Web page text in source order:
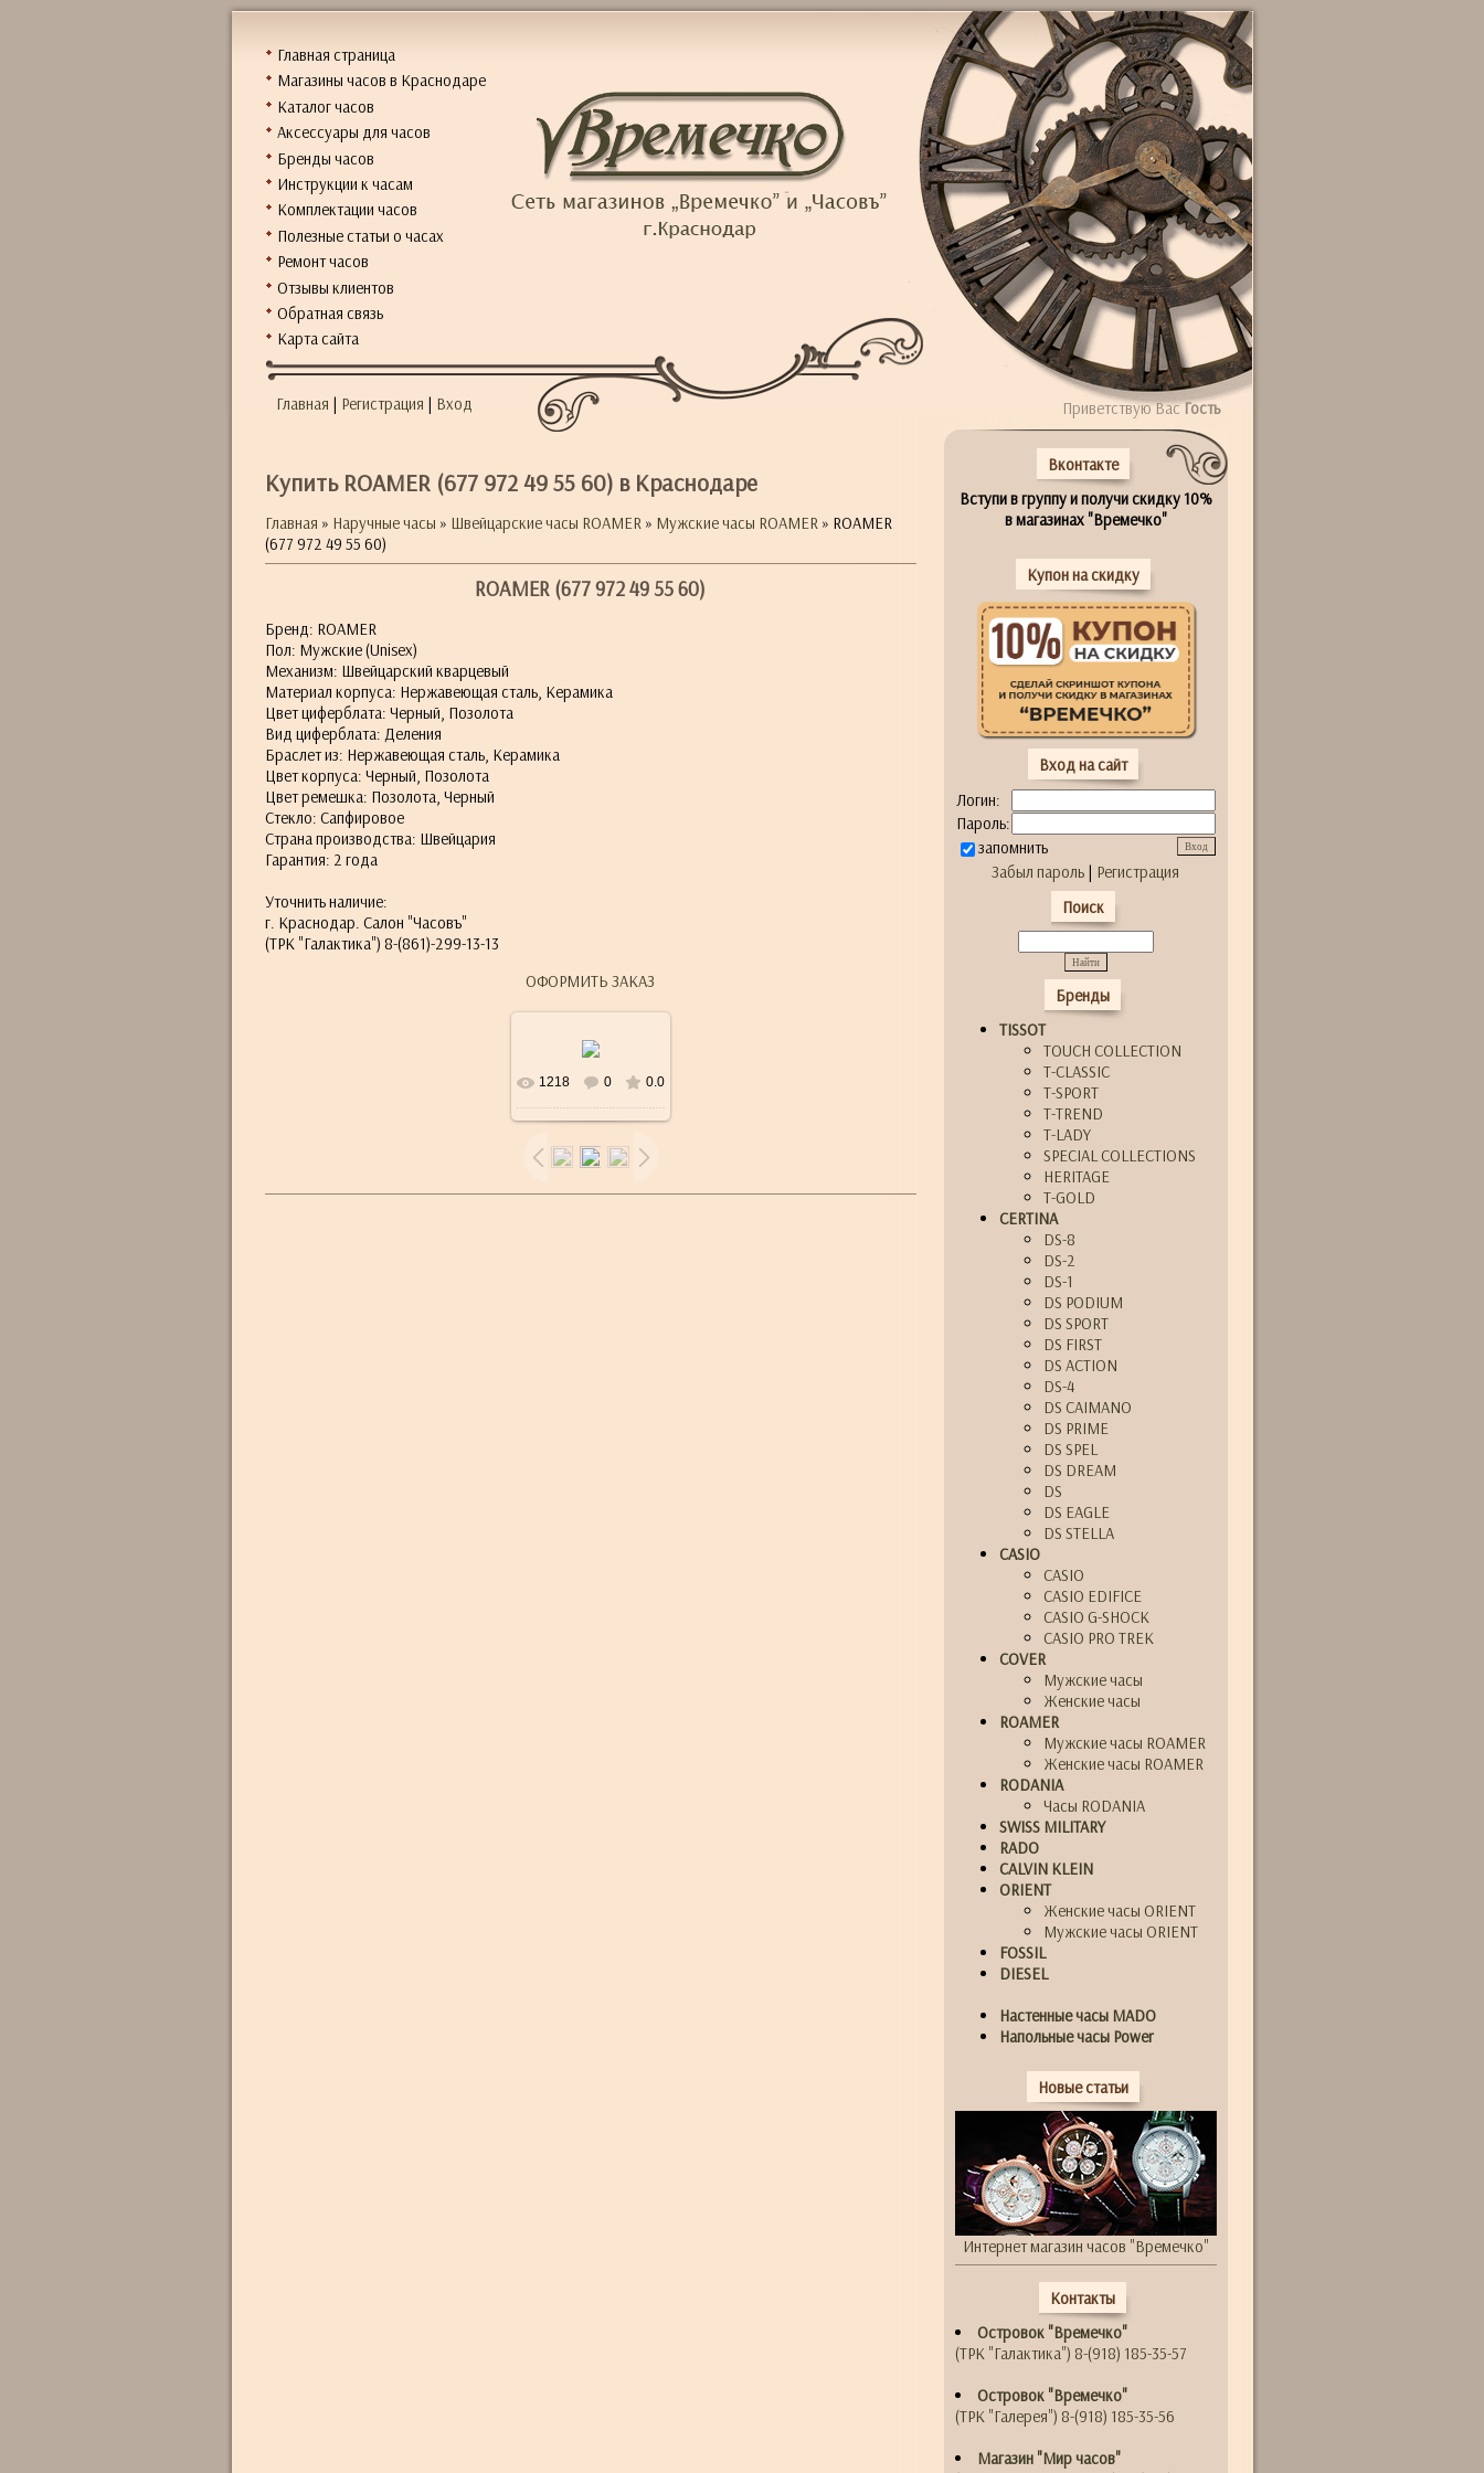
Главная страница
Магазины часов в Краснодаре
Каталог часов
Аксессуары для часов
Бренды часов
Инструкции к часам
Комплектации часов
Полезные статьи о часах
Ремонт часов
Отзывы клиентов
Обратная связь
Карта сайта
Главная | Регистрация | Вход
Купить ROAMER (677 972 49 55 60) в Краснодаре
Главная » Наручные часы » Швейцарские часы ROAMER» Мужские часы ROAMER» ROAMER
(677 972 49 55 60)
ROAMER (677 972 49 55 60)
Бренд: ROAMER
Пол: Мужские (Unisex)
Механизм: Швейцарский кварцевый
Материал корпуса: Нержавеющая сталь, Керамика
Цвет циферблата: Черный, Позолота
Вид циферблата: Деления
Браслет из: Нержавеющая сталь, Керамика
Цвет корпуса: Черный, Позолота
Цвет ремешка: Позолота, Черный
Стекло: Сапфировое
Страна производства: Швейцария
Гарантия: 2 года
Уточнить наличие:
г. Краснодар. Салон "Часовъ"
(ТРК "Галактика") 8-(861)-299-13-13
ОФОРМИТЬ ЗАКАЗ
1218 0 0.0
Приветствую ВасГость
Вконтакте
Вступи в группу и получи скидку 10%
в магазинах "Времечко"
Купон на скидку
Вход на сайт
Логин:
Пароль:
запомнить
Забыл пароль | Регистрация
Поиск
Бренды
TISSOT
TOUCH COLLECTION
T-CLASSIC
T-SPORT
T-TREND
T-LADY
SPECIAL COLLECTIONS
HERITAGE
T-GOLD
CERTINA
DS-8
DS-2
DS-1
DS PODIUM
DS SPORT
DS FIRST
DS ACTION
DS-4
DS CAIMANO
DS PRIME
DS SPEL
DS DREAM
DS
DS EAGLE
DS STELLA
CASIO
CASIO
CASIO EDIFICE
CASIO G-SHOCK
CASIO PRO TREK
COVER
Мужские часы
Женские часы
ROAMER
Мужские часы ROAMER
Женские часы ROAMER
RODANIA
Часы RODANIA
SWISS MILITARY
RADO
CALVIN KLEIN
ORIENT
Женские часы ORIENT
Мужские часы ORIENT
FOSSIL
DIESEL
Настенные часы MADO
Напольные часы Power
Новые статьи
Интернет магазин часов "Времечко"
Контакты
Островок "Времечко"
(ТРК "Галактика") 8-(918) 185-35-57
Островок "Времечко"
(ТРК "Галерея") 8-(918) 185-35-56
Магазин "Мир часов"